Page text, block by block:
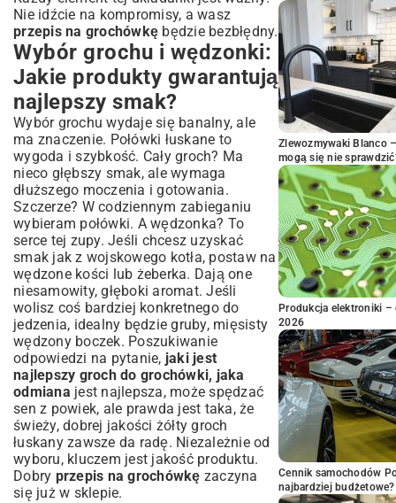
Nie idźcie na kompromisy, a wasz
przepis na grochówkę będzie bezbłędny.
Wybór grochu i wędzonki:
Jakie produkty gwarantują
najlepszy smak?
Wybór grochu wydaje się banalny, ale
ma znaczenie. Połówki łuskane to
wygoda i szybkość. Cały groch? Ma
nieco głębszy smak, ale wymaga
dłuższego moczenia i gotowania.
Szczerze? W codziennym zabieganiu
wybieram połówki. A wędzonka? To
serce tej zupy. Jeśli chcesz uzyskać
smak jak z wojskowego kotła, postaw na
wędzone kości lub żeberka. Dają one
niesamowity, głęboki aromat. Jeśli
wolisz coś bardziej konkretnego do
jedzenia, idealny będzie gruby, mięsisty
wędzony boczek. Poszukiwanie
odpowiedzi na pytanie, jaki jest
najlepszy groch do grochówki, jaka
odmiana jest najlepsza, może spędzać
sen z powiek, ale prawda jest taka, że
świeży, dobrej jakości żółty groch
łuskany zawsze da radę. Niezależnie od
wyboru, kluczem jest jakość produktu.
Dobry przepis na grochówkę zaczyna
się już w sklepie.
Zlewozmywaki Blanco
mogą się nie
Produkcja elektroniki –
2026
Cennik samochodów
najbardziej budżetowe?